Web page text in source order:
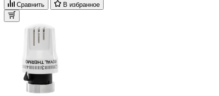
Сравнить В избранное